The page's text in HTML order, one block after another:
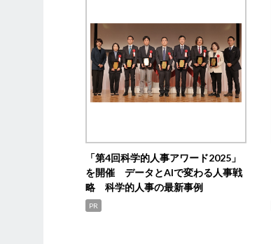
「第4回科学的人事アワード2025」
を開催 データとAIで変わる人事戦
略 科学的人事の最新事例
PR